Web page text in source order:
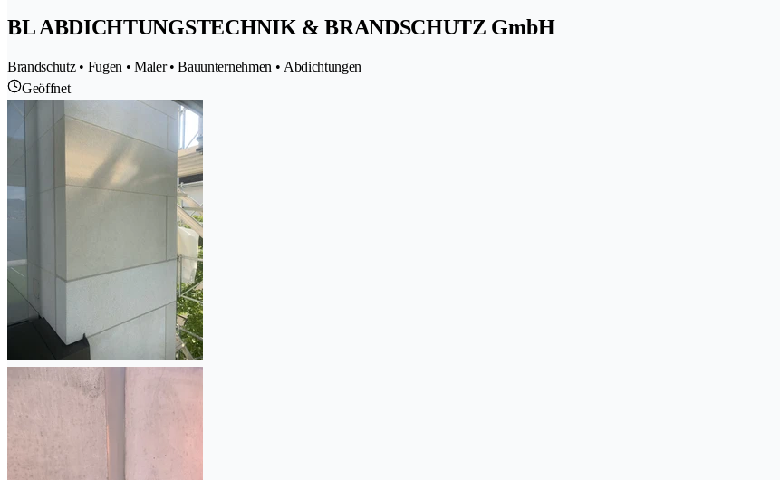
BL ABDICHTUNGSTECHNIK & BRANDSCHUTZ GmbH
Brandschutz • Fugen • Maler • Bauunternehmen • Abdichtungen
Geöffnet